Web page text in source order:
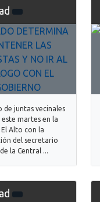
de juntas vecinales
martes en la
Alto con la
del secretario
la Central ...